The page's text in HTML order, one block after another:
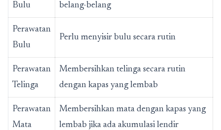
Bulu
belang-belang
Perawatan
Bulu
Perlu menyisir bulu secara rutin
Perawatan
Telinga
Membersihkan telinga secara rutin
dengan kapas yang lembab
Perawatan
Mata
Membersihkan mata dengan kapas yang
lembab jika ada akumulasi lendir